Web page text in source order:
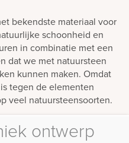
bekendste materiaal voor
schoonheid en
in combinatie met een
dat we met natuursteen
kunnen maken. Omdat
tegen de elementen
veel natuursteensoorten.
ontwerp